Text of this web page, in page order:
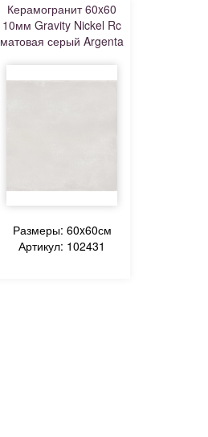
Керамогранит 60x60
10мм Gravity Nickel Rc
матовая серый Argenta
Размеры: 60x60см
Артикул: 102431